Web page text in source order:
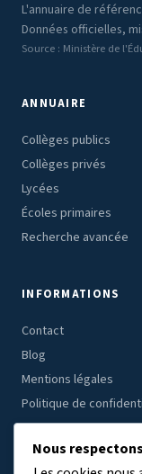
L'annuaire de
Données officielles,
Source : Ministère de
ANNUAIRE
Collèges publics
Collèges privés
Lycées
Écoles primaires
Recherche avancée
INFORMATIONS
Contact
Blog
Mentions légales
Politique de
Nous